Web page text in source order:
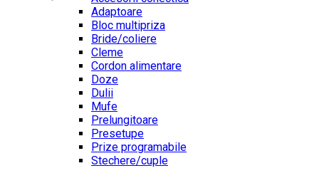
Adaptoare
Bloc multipriza
Bride/coliere
Cleme
Cordon alimentare
Doze
Dulii
Mufe
Prelungitoare
Presetupe
Prize programabile
Stechere/cuple